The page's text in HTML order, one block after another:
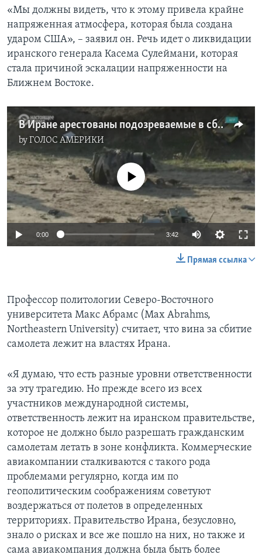
«Мы должны видеть, что к этому привела крайне
напряженная атмосфера, которая была создана
ударом США», – заявил он. Речь идет о ликвидации
иранского генерала Касема Сулеймани, которая
стала причиной эскалации напряженности на
Ближнем Востоке.
В Иране арестованы подозреваемые в сбитии украинского самолета
byГОЛОС АМЕРИКИ
No media source currently available
0:00 3:42
Прямая ссылка
Профессор политологии Северо-Восточного
университета Макс Абрамс (Max Abrahms,
Northeastern University) считает, что вина за сбитие
самолета лежит на властях Ирана.
«Я думаю, что есть разные уровни ответственности
за эту трагедию. Но прежде всего из всех
участников международной системы,
ответственность лежит на иранском правительстве,
которое не должно было разрешать гражданским
самолетам летать в зоне конфликта. Коммерческие
авиакомпании сталкиваются с такого рода
проблемами регулярно, когда им по
геополитическим соображениям советуют
воздержаться от полетов в определенных
территориях. Правительство Ирана, безусловно,
знало о рисках и все же пошло на них, но также и
сама авиакомпания должна была быть более